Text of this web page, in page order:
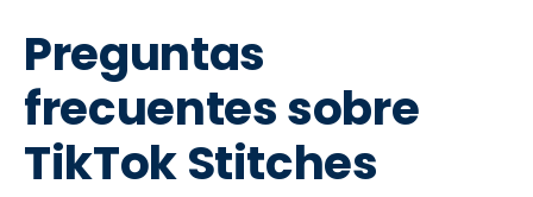
Preguntas
frecuentes sobre
TikTok Stitches